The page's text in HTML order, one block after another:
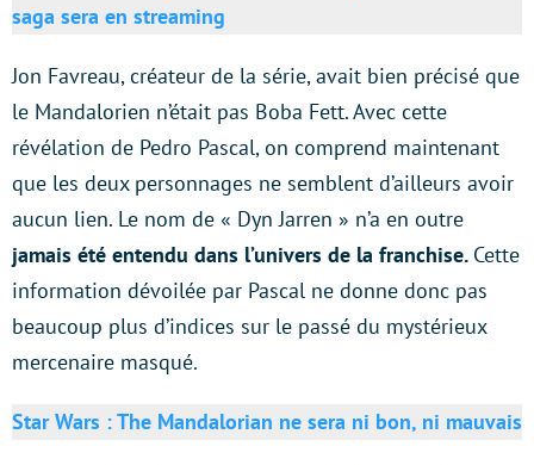
saga sera en streaming
Jon Favreau, créateur de la série, avait bien précisé que
le Mandalorien n’était pas Boba Fett. Avec cette
révélation de Pedro Pascal, on comprend maintenant
que les deux personnages ne semblent d’ailleurs avoir
aucun lien. Le nom de « Dyn Jarren » n’a en outre
jamais été entendu dans l’univers de la franchise. Cette
information dévoilée par Pascal ne donne donc pas
beaucoup plus d’indices sur le passé du mystérieux
mercenaire masqué.
Star Wars : The Mandalorian ne sera ni bon, ni mauvais